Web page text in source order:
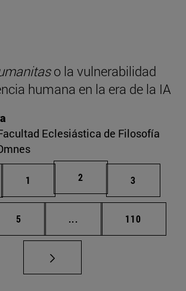
o la vulnerabilidad
humana en la era de la IA
Eclesiástica de Filosofía
Página
1 Página
2 Página
3
Página
5 ... Páginas intermedias
Página
110